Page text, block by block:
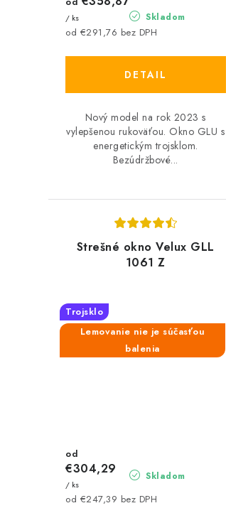
u
t
o
v
Skladom
od €291,76 bez DPH
/ ks
DETAIL
Nový model na rok 2023 s
vylepšenou rukoväťou. Okno GLU s
energetickým trojsklom.
Bezúdržbové...
Strešné okno Velux GLL
1061 Z
Trojsklo
Lemovanie nie je súčasťou
balenia
Skladom
od €247,39 bez DPH
od
€304,29
/ ks